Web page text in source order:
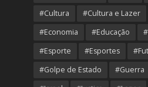
#Cultura
#Cultura e Lazer
#Economia
#Educação
#Esporte
#Esportes
#Golpe de Estado
#Guerra